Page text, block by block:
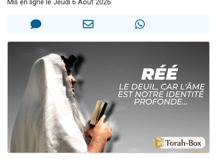
4 personnes viennent de faire un don pour Reloger Rivka, 6 enfants, victime de violences...
3 nouvelles musiques dans Torah-Box Music
Mis en ligne le Jeudi 6 Août 2026